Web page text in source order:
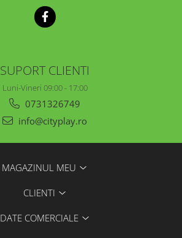
SUPORT CLIENTI
Luni-Vineri 09:00 - 17:00
0731326749
info@cityplay.ro
MAGAZINUL MEU
CLIENTI
DATE COMERCIALE